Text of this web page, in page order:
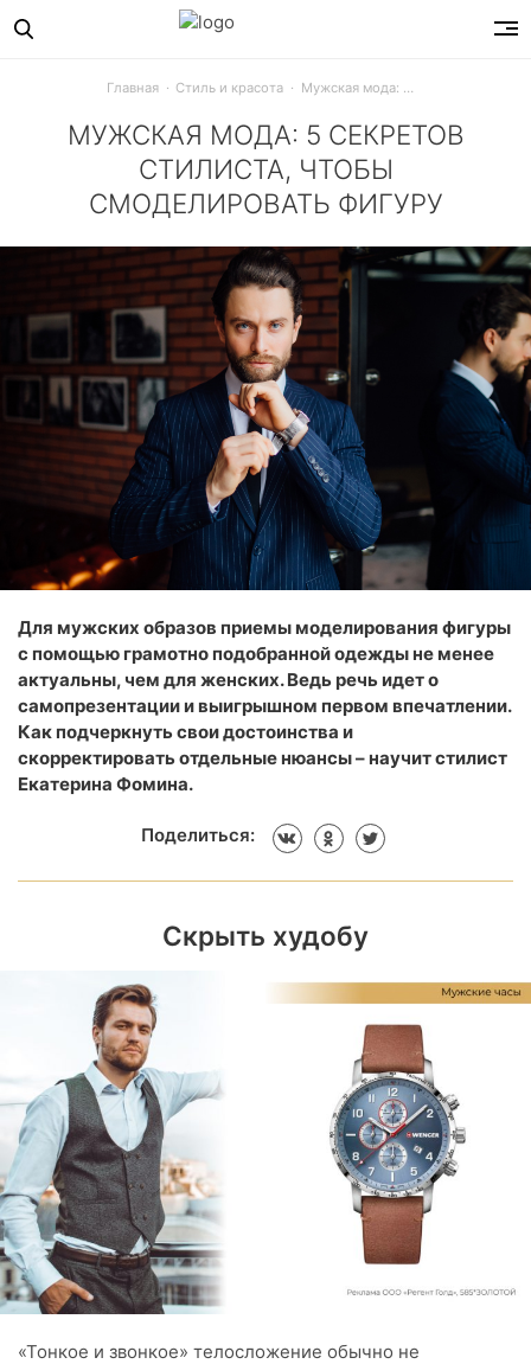
Главная Стиль и красота
МУЖСКАЯ МОДА: 5 СЕКРЕТОВ
СТИЛИСТА, ЧТОБЫ
СМОДЕЛИРОВАТЬ ФИГУРУ
Расширить плечи, увеличить рост, изменить пропорции
Для мужских образов приемы моделирования фигуры
с помощью грамотно подобранной одежды не менее
актуальны, чем для женских. Ведь речь идет о
самопрезентации и выигрышном первом впечатлении.
Как подчеркнуть свои достоинства и
скорректировать отдельные нюансы – научит стилист
Екатерина Фомина.
Поделиться:
Скрыть худобу
«Тонкое и звонкое» телосложение обычно не